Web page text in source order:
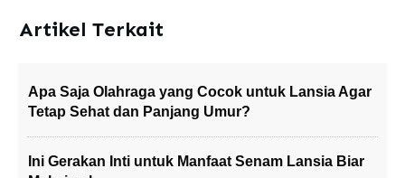
Artikel Terkait
Apa Saja Olahraga yang Cocok untuk Lansia Agar
Tetap Sehat dan Panjang Umur?
Ini Gerakan Inti untuk Manfaat Senam Lansia Biar